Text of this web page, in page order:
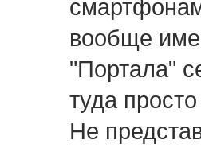
вообще
"Портала"
туда
Не